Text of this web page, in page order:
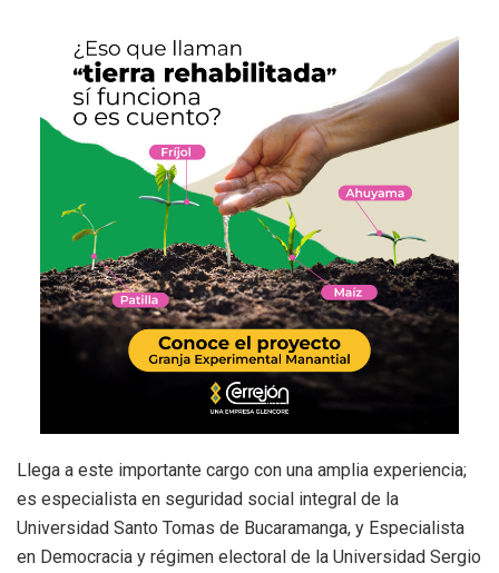
Llega a este importante cargo con una amplia experiencia;
es especialista en seguridad social integral de la
Universidad Santo Tomas de Bucaramanga, y Especialista
en Democracia y régimen electoral de la Universidad Sergio